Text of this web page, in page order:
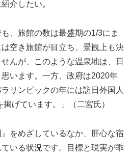
介したい。
、旅館の数は最盛期の1/3にま
空き旅館が目立ち、景観上も決
んが、このような温泉地は、日
います。一方、政府は2020年
リンピックの年には訪日外国人
げています。」（二宮氏）
』をめざしているなか、肝心な宿
いる状況です。目標と現実が乖